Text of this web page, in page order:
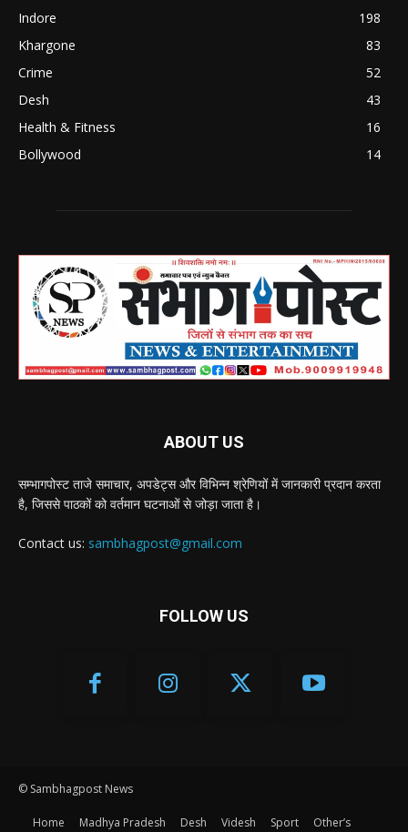
Indore
198
Khargone
83
Crime
52
Desh
43
Health & Fitness
16
Bollywood
14
ABOUT US
सम्भागपोस्ट ताजे समाचार, अपडेट्स और विभिन्न श्रेणियों में जानकारी प्रदान करता
है, जिससे पाठकों को वर्तमान घटनाओं से जोड़ा जाता है।
Contact us: sambhagpost@gmail.com
FOLLOW US
© Sambhagpost News
Home Madhya Pradesh Desh Videsh Sport Other’s